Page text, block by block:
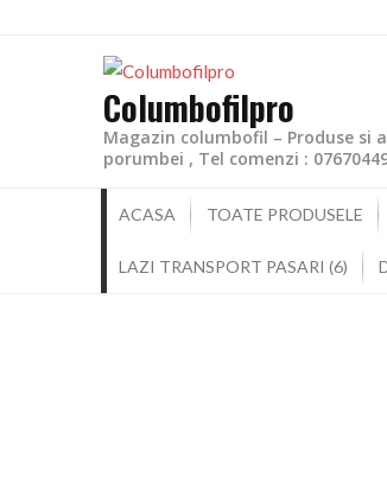
Columbofilpro
Magazin columbofil – Produse si
porumbei , Tel comenzi :
ACASA TOATE PRODUSELE
LAZI TRANSPORT PASARI (6)